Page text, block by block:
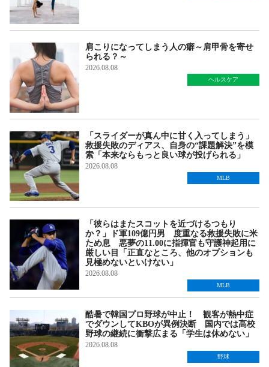
肩こりになってしまう人の癖～肩甲骨を寄せ
られる？～
2026.08.08
ヘルスケア
「スライダーが真ん中に甘く入ってしまう」
救援失敗のディアス、自身の“課題解決”を模
索「本来ならもっと良い球が投げられる」
2026.08.08
MLB
「彼らはまたスコットを近づけるつもり
か？」ド軍109億円男 度重なる救援失敗に米
ため息 悪夢の11.00に指揮官も守護神起用に
厳しい目「正直なところ、他のオプションも
見極めないといけない」
2026.08.08
MLB
酷暑で韓国プロ野球が中止！ 観客が熱中症
でダウンしてKBOが異例決断 国内では高校
野球の継続に衝撃広まる「学生は休めない」
2026.08.08
野球